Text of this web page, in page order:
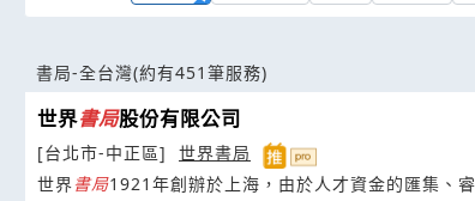
書局-全台灣(約有451筆服務)
世界書局股份有限公司
[台北市-中正區]
世界書局
世界書局1921年創辦於上海，由於人才資金的匯集、